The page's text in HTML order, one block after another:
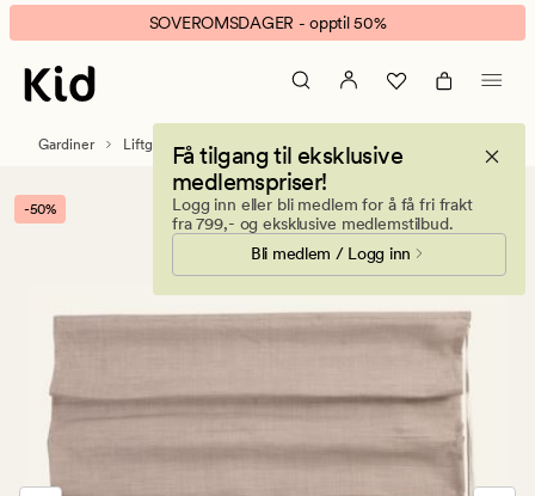
Aino
liftgardin
beige
banner.
Klikk
ESCAPE
pause.
SOVEROMSDAGER - opptil 50%
Få tilgang til eksklusive
medlemspriser!
Logg inn eller bli medlem for å få fri frakt
fra 799,- og eksklusive medlemstilbud.
Bli medlem / Logg inn
Gardiner Liftgardiner Lystette liftgardiner
-50%